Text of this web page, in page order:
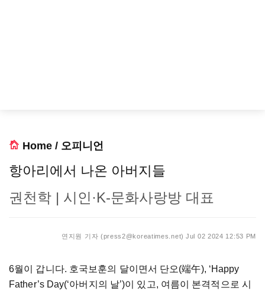
Home / 오피니언
항아리에서 나온 아버지들
권천학 | 시인·K-문화사랑방 대표
연지원 기자 (press2@koreatimes.net) Jul 02 2024 12:53 PM
6월이 갑니다. 호국보훈의 달이면서 단오(端午), ‘Happy
Father’s Day(‘아버지의 날’)이 있고, 여름이 본격적으로 시